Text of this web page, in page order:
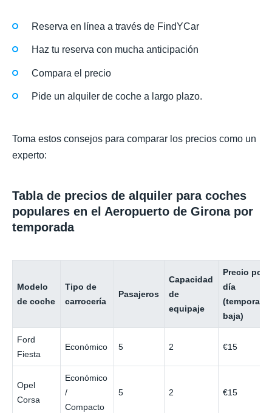
Reserva en línea a través de FindYCar
Haz tu reserva con mucha anticipación
Compara el precio
Pide un alquiler de coche a largo plazo.
Toma estos consejos para comparar los precios como un
experto:
Tabla de precios de alquiler para coches
populares en el Aeropuerto de Girona por
temporada
Modelo
de coche
Tipo de
carrocería
Pasajeros
Capacidad
de
equipaje
Precio por
día
(temporada
baja)
Ford
Fiesta
Económico 5 2 €15
Opel
Corsa
Económico
/
Compacto
5 2 €15